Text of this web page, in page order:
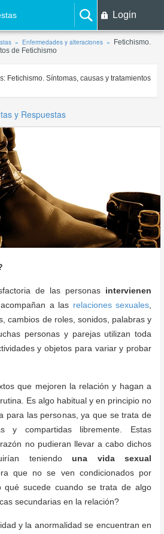
Login
Enfermedades y alteraciones
Fetichismo.
de Fetichismo
Fetichismo. Síntomas, causas y tratamientos
y Respuestas
de las personas intervienen
a las relaciones sexuales
cambios de roles, sonidos, palabras y
personas y parejas utilizan toda
y objetos para variar y probar
que mejoren la relación y hagan a
Es algo habitual y en principio no
para las personas, ya que se trata de
y compartidas libremente. Estas
no pudieran llevar a cabo dichos
teniendouna vida sexual
que no se ven condicionados por
qué sucede cuando se trata de algo
secundarias en la relación?
y la anormalidad se encuentran en